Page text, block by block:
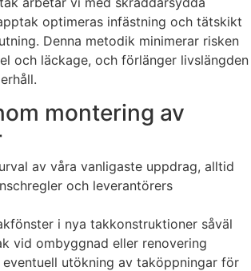
optimeras infästning och tätskikt
Denna metodik minimerar risken
och läckage, och förlänger livslängden
montering av
av våra vanligaste uppdrag, alltid
och leverantörers
i nya takkonstruktioner såväl
vid ombyggnad eller renovering
eventuell utökning av taköppningar för